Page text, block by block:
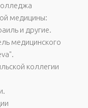
медицины:
и другие.
медицинского
коллегии